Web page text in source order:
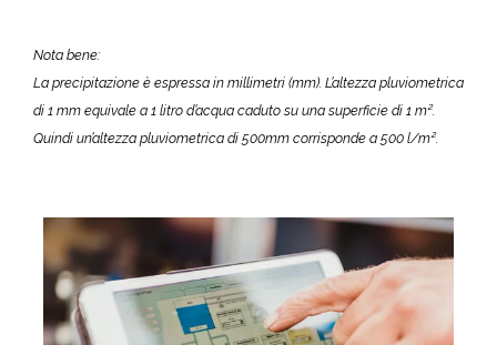
Nota bene:
La precipitazione è espressa in millimetri (mm). L’altezza pluviometrica
di 1 mm equivale a 1 litro d’acqua caduto su una superficie di 1 m².
Quindi un’altezza pluviometrica di 500mm corrisponde a 500 l/m².